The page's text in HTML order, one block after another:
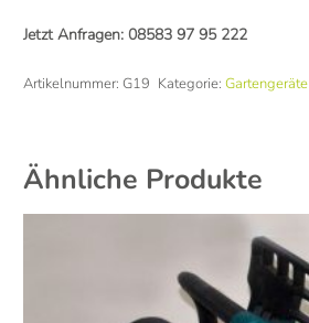
Jetzt Anfragen: 08583 97 95 222
Artikelnummer: G19 Kategorie:Gartengeräte
Ähnliche Produkte